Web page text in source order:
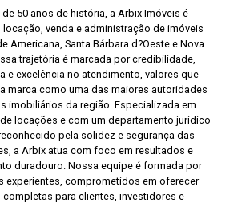
50 anos de história, a Arbix Imóveis é
locação, venda e administração de imóveis
Americana, Santa Bárbara d?Oeste e Nova
trajetória é marcada por credibilidade,
e excelência no atendimento, valores que
marca como uma das maiores autoridades
imobiliários da região. Especializada em
locações e com um departamento jurídico
pela solidez e segurança das
a Arbix atua com foco em resultados e
duradouro. Nossa equipe é formada por
experientes, comprometidos em oferecer
completas para clientes, investidores e